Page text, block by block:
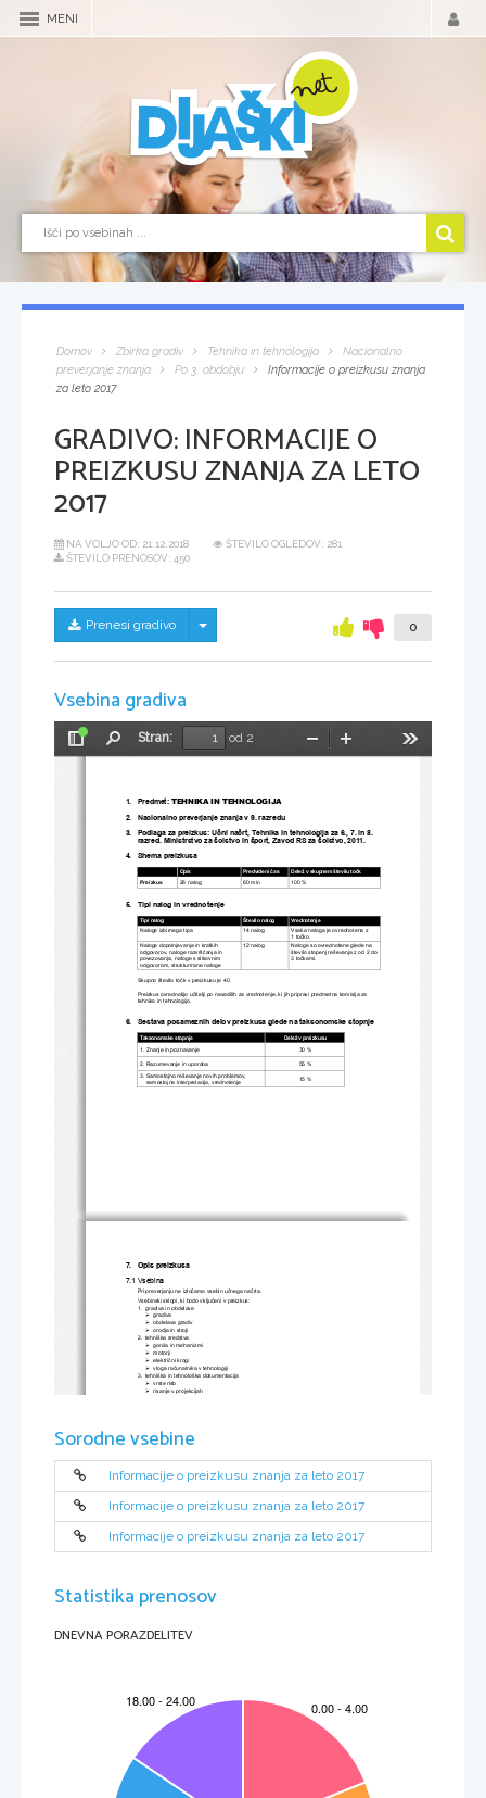
MENI
Domov Zbirka gradiv Tehnika in tehnologija
Nacionalno
preverjanje znanja
Po 3. obdobju
Informacije o preizkusu znanja
za leto 2017
GRADIVO:INFORMACIJE O
PREIZKUSU ZNANJA ZA LETO
2017
NA VOLJO OD: 21.12.2018
ŠTEVILO OGLEDOV: 281
ŠTEVILO PRENOSOV: 450
Prenesi gradivo Skrij/prikaži meni 0
Vsebina gradiva
Preklopi
Stran:
od 2
Pomanjšaj
1.   Predmet: TEHNIKA IN TEHNOLOGIJA
2.   Nacionalno preverjanje znanja v 9. razredu
3.
Podlaga za preizkus: Učni načrt, Tehnika in tehnologija za 6., 7. in 8.
razred. Ministrstvo za šolstvo in šport, Zavod RS za šolstvo, 2011.
4.
Shema preizkusa
Opis Predvideni čas Delež v skupnem številu točk
Preizkus 26 nalog 60 min 100 %
5. Tipi nalog in vrednotenje
Tipi nalog Število nalog Vrednotenje
Naloge izbirnega tipa 14 nalog
Vsaka naloga je ovrednotena z
1 točko.
Naloge dopolnjevanja in kratkih
odgovorov, naloge razvrščanja in
povezovanja, naloge s slikovnim
odgovorom, strukturirane naloge
12 nalog
Naloge so ovrednotene glede na
število stopenj reševanja z od 2 do
3 točkami.
Skupno število točk v preizkusu je 40.
Preizkus ovrednotijo učitelji po navodilih za vrednotenje, ki jih pripravi predmetna komisija za
tehniko in tehnologijo.
6. Sestava posameznih delov preizkusa glede na taksonomske stopnje
Taksonomske stopnje Delež v preizkusu
1. Znanje in poznavanje 30 %
2. Razumevanje in uporaba
55 %
3. Samostojno reševanje novih problemov,
samostojna interpretacija, vrednotenje
15 %
7.
   Opis preizkusa
7.1 Vsebina
Pri preverjanju ne izločamo vsebin učnega načrta.
Vsebinski sklopi, ki bodo vključeni v preizkus:
1.
  gradiva in obdelave

  gradiva

  obdelava gradiv

  orodja in stroji
2.
  tehniška sredstva

  gonila in mehanizmi

  motorji

električni krogi

vloga računalnika v tehnologiji
3.
  tehniška in tehnološka dokumentacija

  vrste risb

  risanje v projekcijah
7.2 Pripomočki
Sorodne vsebine
Informacije o preizkusu znanja za leto 2017
Informacije o preizkusu znanja za leto 2017
Informacije o preizkusu znanja za leto 2017
Statistika prenosov
DNEVNA PORAZDELITEV